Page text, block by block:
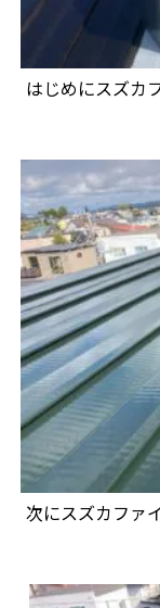
はじめにスズカ
次にスズカファ